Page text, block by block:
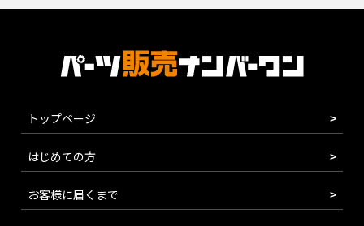
トップページ
はじめての方
お客様に届くまで